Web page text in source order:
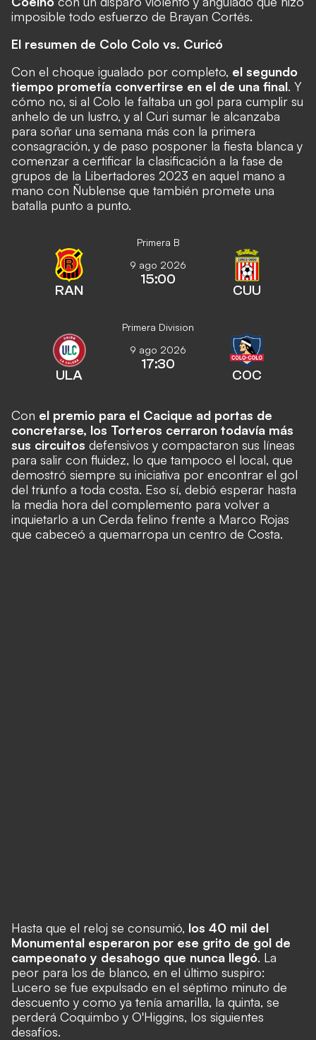
imposible todo esfuerzo de Brayan Cortés.
El resumen de Colo Colo vs. Curicó
Con el choque igualado por completo, el segundo
tiempo prometía convertirse en el de una final. Y
cómo no, si al Colo le faltaba un gol para cumplir su
anhelo de un lustro, y al Curi sumar le alcanzaba
para soñar una semana más con la primera
consagración, y de paso posponer la fiesta blanca y
comenzar a certificar la clasificación a la fase de
grupos de la Libertadores 2023 en aquel mano a
mano con Ñublense que también promete una
batalla punto a punto.
Primera B
RAN
9 ago 2026
15:00
CUU
Primera Division
ULA
9 ago 2026
17:30
COC
Con el premio para el Cacique ad portas de
concretarse, los Torteros cerraron todavía más
sus circuitos defensivos y compactaron sus líneas
para salir con fluidez, lo que tampoco el local, que
demostró siempre su iniciativa por encontrar el gol
del triunfo a toda costa. Eso sí, debió esperar hasta
la media hora del complemento para volver a
inquietarlo a un Cerda felino frente a Marco Rojas
que cabeceó a quemarropa un centro de Costa.
Hasta que el reloj se consumió, los 40 mil del
Monumental esperaron por ese grito de gol de
campeonato y desahogo que nunca llegó. La
peor para los de blanco, en el último suspiro:
Lucero se fue expulsado en el séptimo minuto de
descuento y como ya tenía amarilla, la quinta, se
perderá Coquimbo y O'Higgins, los siguientes
desafíos.